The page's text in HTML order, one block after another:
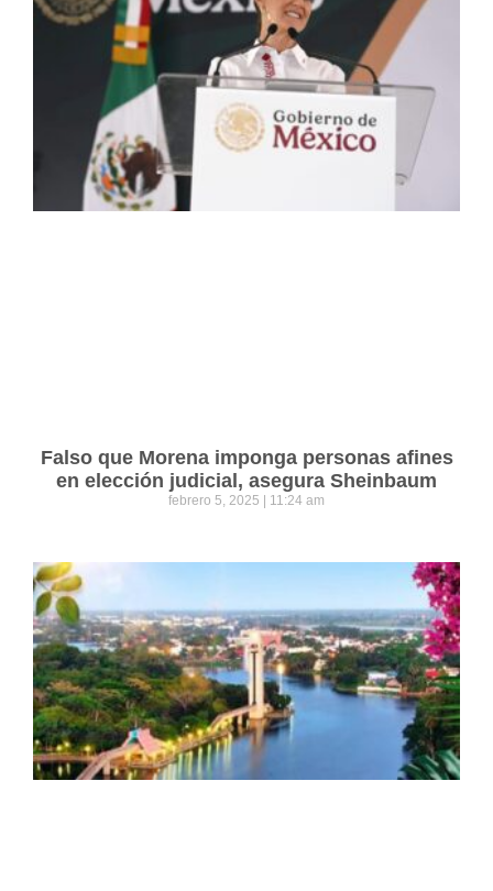
Falso que Morena imponga personas afines
en elección judicial, asegura Sheinbaum
febrero 5, 2025 11:24 am